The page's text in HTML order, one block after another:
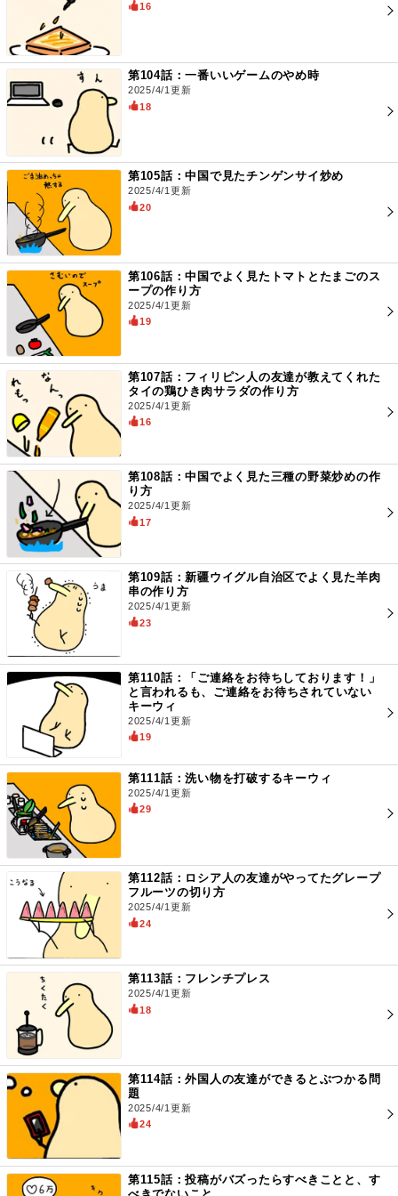
16
第104話：一番いいゲームのやめ時
2025/4/1更新
18
第105話：中国で見たチンゲンサイ炒め
2025/4/1更新
20
第106話：中国でよく見たトマトとたまごのス
ープの作り方
2025/4/1更新
19
第107話：フィリピン人の友達が教えてくれた
タイの鶏ひき肉サラダの作り方
2025/4/1更新
16
第108話：中国でよく見た三種の野菜炒めの作
り方
2025/4/1更新
17
第109話：新疆ウイグル自治区でよく見た羊肉
串の作り方
2025/4/1更新
23
第110話：「ご連絡をお待ちしております！」
と言われるも、ご連絡をお待ちされていない
キーウィ
2025/4/1更新
19
第111話：洗い物を打破するキーウィ
2025/4/1更新
29
第112話：ロシア人の友達がやってたグレープ
フルーツの切り方
2025/4/1更新
24
第113話：フレンチプレス
2025/4/1更新
18
第114話：外国人の友達ができるとぶつかる問
題
2025/4/1更新
24
第115話：投稿がバズったらすべきことと、す